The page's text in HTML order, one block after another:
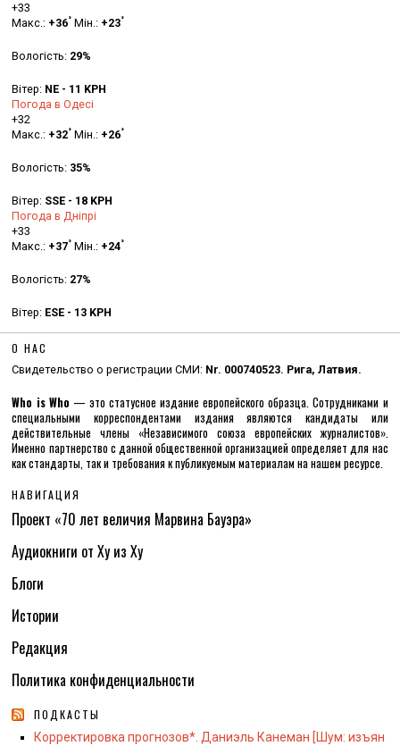
+33
Макс.: +36° Мін.: +23°
Вологість: 29%
Вітер: NE - 11 KPH
Погода в Одесі
+32
Макс.: +32° Мін.: +26°
Вологість: 35%
Вітер: SSE - 18 KPH
Погода в Дніпрі
+33
Макс.: +37° Мін.: +24°
Вологість: 27%
Вітер: ESE - 13 KPH
О НАС
Свидетельство о регистрации СМИ: Nr. 000740523. Рига, Латвия.
Who is Who — это статусное издание европейского образца. Сотрудниками и
специальными корреспондентами издания являются кандидаты или
действительные члены «Независимого союза европейских журналистов».
Именно партнерство с данной общественной организацией определяет для нас
как стандарты, так и требования к публикуемым материалам на нашем ресурсе.
НАВИГАЦИЯ
Проект «70 лет величия Марвина Бауэра»
Аудиокниги от Ху из Ху
Блоги
Истории
Редакция
Политика конфиденциальности
ПОДКАСТЫ
Корректировка прогнозов*. Даниэль Канеман [Шум: изъян